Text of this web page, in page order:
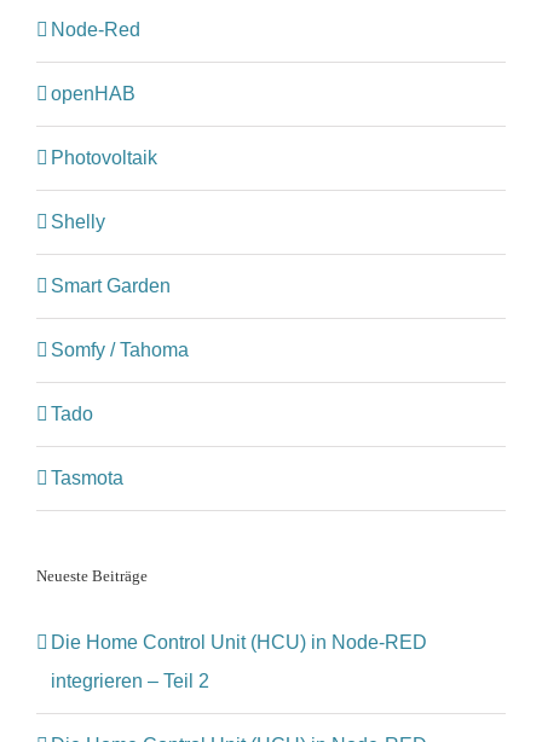
Node-Red
openHAB
Photovoltaik
Shelly
Smart Garden
Somfy / Tahoma
Tado
Tasmota
Neueste Beiträge
Die Home Control Unit (HCU) in Node-RED
integrieren – Teil 2